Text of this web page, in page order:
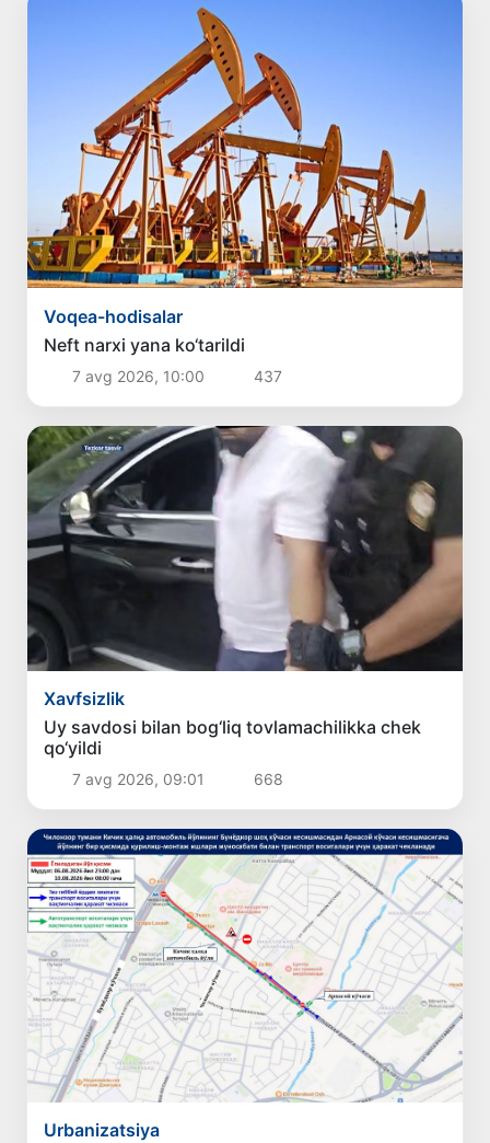
Voqea-hodisalar
Neft narxi yana ko‘tarildi
7 avg 2026, 10:00 437
Xavfsizlik
Uy savdosi bilan bog‘liq tovlamachilikka chek
qo‘yildi
7 avg 2026, 09:01 668
Urbanizatsiya